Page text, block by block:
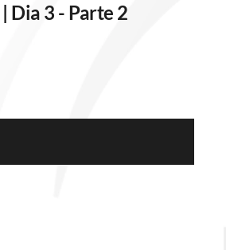
Dia 3 - Parte 2